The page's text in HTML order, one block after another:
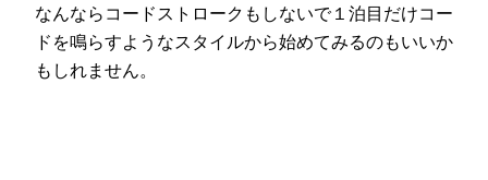
なんならコードストロークもしないで１泊目だけコー
ドを鳴らすようなスタイルから始めてみるのもいいか
もしれません。